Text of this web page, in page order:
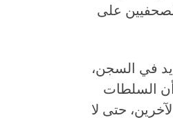
على
في السجن،
أن السلطات
حتى لا